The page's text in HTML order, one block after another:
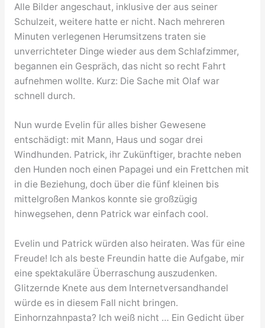
Alle Bilder angeschaut, inklusive der aus seiner
Schulzeit, weitere hatte er nicht. Nach mehreren
Minuten verlegenen Herumsitzens traten sie
unverrichteter Dinge wieder aus dem Schlafzimmer,
begannen ein Gespräch, das nicht so recht Fahrt
aufnehmen wollte. Kurz: Die Sache mit Olaf war
schnell durch.
Nun wurde Evelin für alles bisher Gewesene
entschädigt: mit Mann, Haus und sogar drei
Windhunden. Patrick, ihr Zukünftiger, brachte neben
den Hunden noch einen Papagei und ein Frettchen mit
in die Beziehung, doch über die fünf kleinen bis
mittelgroßen Mankos konnte sie großzügig
hinwegsehen, denn Patrick war einfach cool.
Evelin und Patrick würden also heiraten. Was für eine
Freude! Ich als beste Freundin hatte die Aufgabe, mir
eine spektakuläre Überraschung auszudenken.
Glitzernde Knete aus dem Internetversandhandel
würde es in diesem Fall nicht bringen.
Einhornzahnpasta? Ich weiß nicht … Ein Gedicht über